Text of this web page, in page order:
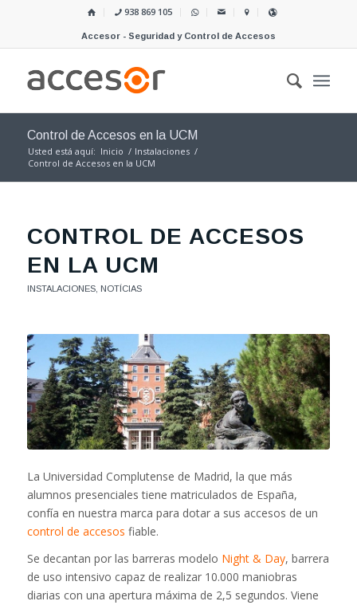
938 869 105
Accesor - Seguridad y Control de Accesos
Control de Accesos en la UCM
Usted está aquí: Inicio / Instalaciones /
Control de Accesos en la UCM
CONTROL DE ACCESOS
EN LA UCM
INSTALACIONES, NOTÍCIAS
La Universidad Complutense de Madrid, la que más
alumnos presenciales tiene matriculados de España,
confía en nuestra marca para dotar a sus accesos de un
control de accesos fiable.
Se decantan por las barreras modelo Night & Day, barrera
de uso intensivo capaz de realizar 10.000 maniobras
diarias con una apertura máxima de 2,5 segundos. Viene